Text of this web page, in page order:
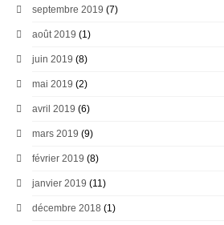
septembre 2019 (7)
août 2019 (1)
juin 2019 (8)
mai 2019 (2)
avril 2019 (6)
mars 2019 (9)
février 2019 (8)
janvier 2019 (11)
décembre 2018 (1)